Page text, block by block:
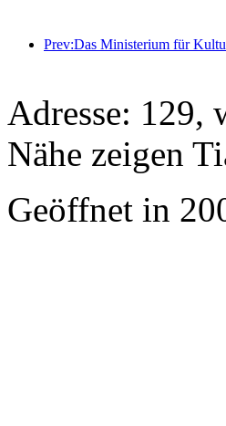
Adresse: 129,
Nähe zeigen
Geöffnet in